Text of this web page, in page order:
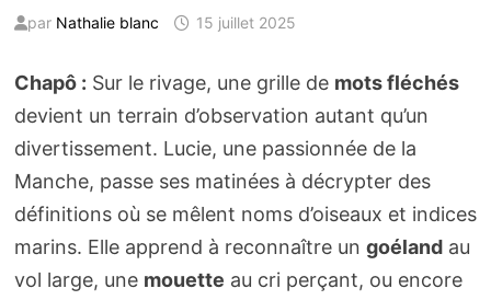
par Nathalie blanc 15 juillet 2025
Chapô : Sur le rivage, une grille de mots fléchés
devient un terrain d’observation autant qu’un
divertissement. Lucie, une passionnée de la
Manche, passe ses matinées à décrypter des
définitions où se mêlent noms d’oiseaux et indices
marins. Elle apprend à reconnaître un goélandau
vol large, une mouette au cri perçant, ou encore